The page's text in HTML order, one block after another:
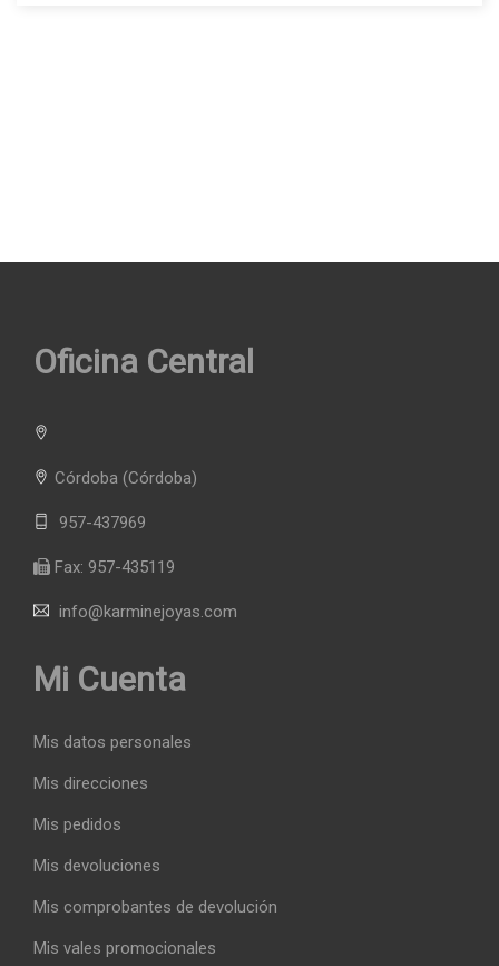
Oficina Central
Córdoba (Córdoba)
957-437969
Fax: 957-435119
info@karminejoyas.com
Mi Cuenta
Mis datos personales
Mis direcciones
Mis pedidos
Mis devoluciones
Mis comprobantes de devolución
Mis vales promocionales